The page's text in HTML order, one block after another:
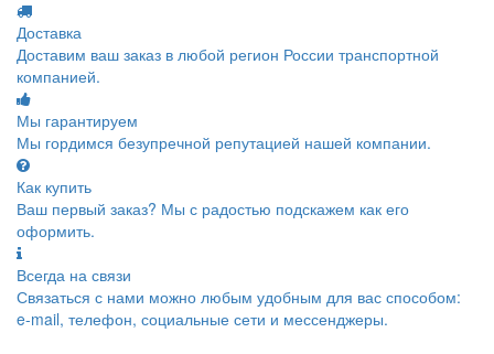
Доставка
Доставим ваш заказ в любой регион России транспортной
компанией.
Мы гарантируем
Мы гордимся безупречной репутацией нашей компании.
Как купить
Ваш первый заказ? Мы с радостью подскажем как его
оформить.
Всегда на связи
Связаться с нами можно любым удобным для вас способом:
e-mail, телефон, социальные сети и мессенджеры.